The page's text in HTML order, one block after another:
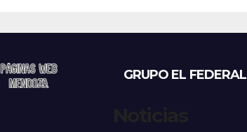
GRUPO EL FEDERAL